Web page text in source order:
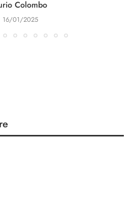
Colombo
16/01/2025